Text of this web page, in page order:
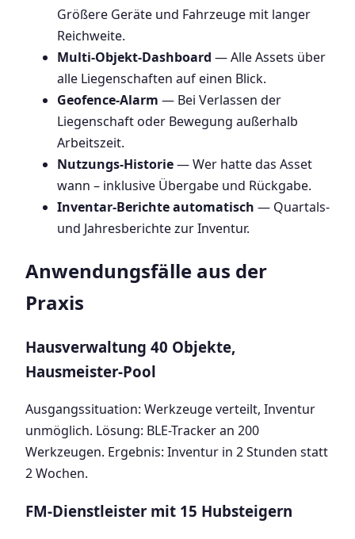
Größere Geräte und Fahrzeuge mit langer
Reichweite.
Multi-Objekt-Dashboard — Alle Assets über
alle Liegenschaften auf einen Blick.
Geofence-Alarm — Bei Verlassen der
Liegenschaft oder Bewegung außerhalb
Arbeitszeit.
Nutzungs-Historie— Wer hatte das Asset
wann – inklusive Übergabe und Rückgabe.
Inventar-Berichte automatisch — Quartals-
und Jahresberichte zur Inventur.
Anwendungsfälle aus der
Praxis
Hausverwaltung 40 Objekte,
Hausmeister-Pool
Ausgangssituation: Werkzeuge verteilt, Inventur
unmöglich. Lösung: BLE-Tracker an 200
Werkzeugen. Ergebnis: Inventur in 2 Stunden statt
2 Wochen.
FM-Dienstleister mit 15 Hubsteigern